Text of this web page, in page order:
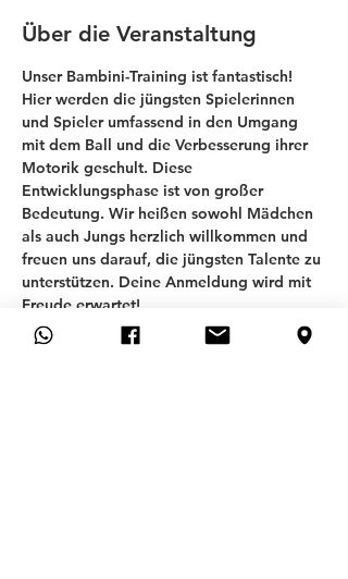
Über die Veranstaltung
Unser Bambini-Training ist fantastisch!
Hier werden die jüngsten Spielerinnen
und Spieler umfassend in den Umgang
mit dem Ball und die Verbesserung ihrer
Motorik geschult. Diese
Entwicklungsphase ist von großer
Bedeutung. Wir heißen sowohl Mädchen
als auch Jungs herzlich willkommen und
freuen uns darauf, die jüngsten Talente zu
unterstützen. Deine Anmeldung wird mit
Freude erwartet!